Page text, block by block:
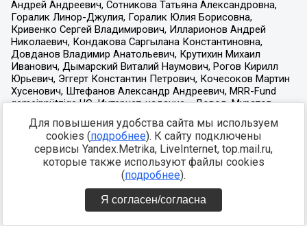
Для повышения удобства сайта мы используем
cookies (подробнее). К сайту подключены
сервисы Yandex.Metrika, LiveInternet, top.mail.ru,
которые также используют файлы cookies
(подробнее).
Я согласен/согласна